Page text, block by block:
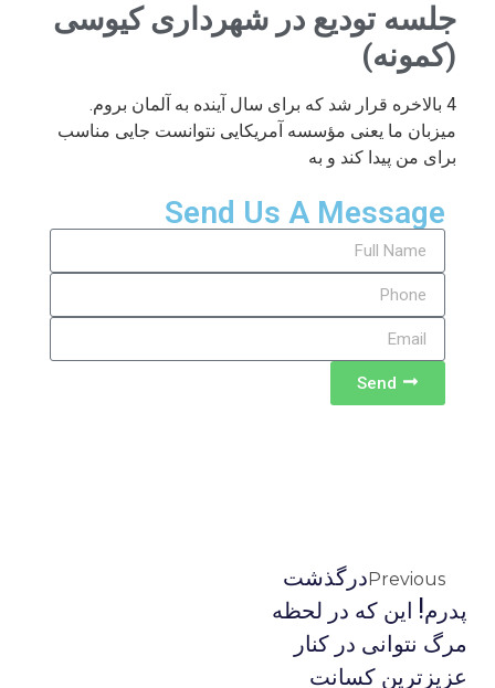
جلسه تودیع در شهرداری کیوسی
(کمونه)
4 بالاخره قرار شد که برای سال آینده به آلمان بروم.
میزبان ما یعنی مؤسسه آمریکایی نتوانست جایی مناسب
برای من پیدا کند و به
Send Us A Message
Send
Previous درگذشت
پدرم! این که در لحظه
مرگ نتوانی در کنار
عزیزترین کسانت